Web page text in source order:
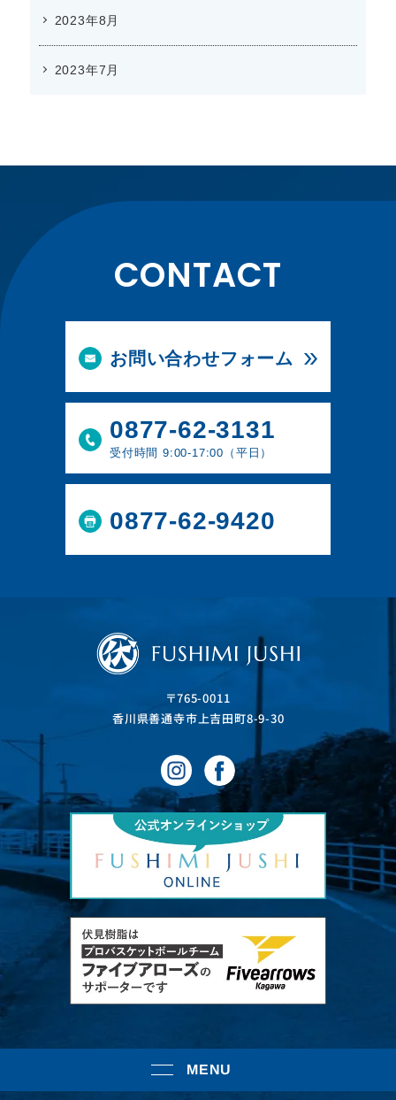
2023年8月
2023年7月
MENU
〒765-0011
⾹川県善通寺市上吉⽥町8-9-30
CONTACT
お問い合わせフォーム
0877-62-3131
受付時間 9:00-17:00（平日）
0877-62-9420